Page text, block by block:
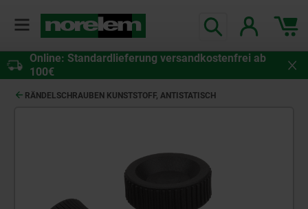
Online: Standardlieferung versandkostenfrei ab
100€
RÄNDELSCHRAUBEN KUNSTSTOFF, ANTISTATISCH